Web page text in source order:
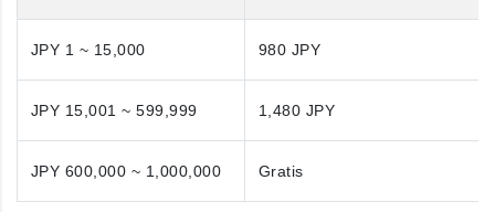
JPY 1 ~ 15,000 980 JPY
JPY 15,001 ~ 599,999 1,480 JPY
JPY 600,000 ~ 1,000,000 Gratis